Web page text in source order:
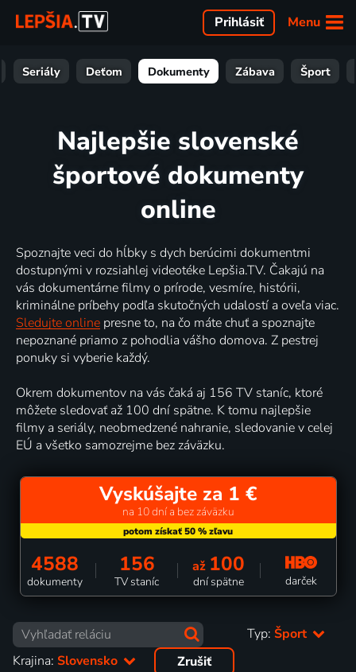
Menu
Prihlásiť
Seriály Deťom Dokumenty Zábava Šport
Najlepšie slovenské
športové dokumenty
online
Spoznajte veci do hĺbky s dych berúcimi dokumentmi
dostupnými v rozsiahlej videotéke Lepšia.TV. Čakajú na
vás dokumentárne filmy o prírode, vesmíre, histórii,
kriminálne príbehy podľa skutočných udalostí a oveľa viac.
Sledujte online presne to, na čo máte chuť a spoznajte
nepoznané priamo z pohodlia vášho domova. Z pestrej
ponuky si vyberie každý.
Okrem dokumentov na vás čaká aj 156 TV staníc, ktoré
môžete sledovať až 100 dní spätne. K tomu najlepšie
filmy a seriály, neobmedzené nahranie, sledovanie v celej
EÚ a všetko samozrejme bez záväzku.
Vyskúšajte za 1 €
na 10 dní a bez záväzku
4588
dokumenty
156
TV staníc
až 100
dní spätne darček
Typ: Šport
Krajina: Slovensko Zrušiť